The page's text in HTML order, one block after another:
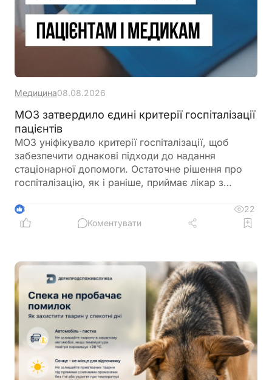
Медицина08.08.2026
МОЗ затвердило єдині критерії госпіталізації
пацієнтів
МОЗ уніфікувало критерії госпіталізації, щоб
забезпечити однакові підходи до надання
стаціонарної допомоги. Остаточне рішення про
госпіталізацію, як і раніше, приймає лікар з
3
22
Коментувати